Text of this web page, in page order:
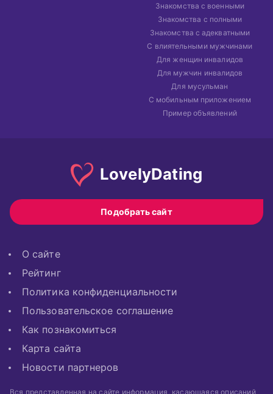
Знакомства с военными
Знакомства с полными
Знакомства с адекватными
С влиятельными мужчинами
Для женщин инвалидов
Для мужчин инвалидов
Для мусульман
С мобильным приложением
Пример объявлений
LovelyDating
Подобрать сайт
О сайте
Рейтинг
Политика конфиденциальности
Пользовательское соглашение
Как познакомиться
Карта сайта
Новости партнеров
Вся представленная на сайте информация, касающаяся описаний